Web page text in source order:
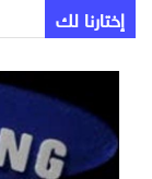
إختارنا لك